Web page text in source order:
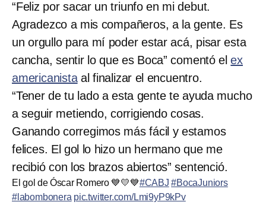
“Feliz por sacar un triunfo en mi debut.
Agradezco a mis compañeros, a la gente. Es
un orgullo para mí poder estar acá, pisar esta
cancha, sentir lo que es Boca” comentó elex
americanistaal finalizar el encuentro.
“Tener de tu lado a esta gente te ayuda mucho
a seguir metiendo, corrigiendo cosas.
Ganando corregimos más fácil y estamos
felices. El gol lo hizo un hermano que me
recibió con los brazos abiertos” sentenció.
El gol de Óscar Romero 💙💛💙#CABJ #BocaJuniors
#labombonera pic.twitter.com/Lmi9yP9kPv